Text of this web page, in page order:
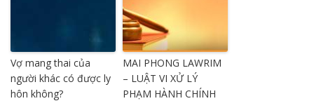
Vợ mang thai của
người khác có được ly
hôn không?
MAI PHONG LAWRIM
– LUẬT VI XỬ LÝ
PHẠM HÀNH CHÍNH